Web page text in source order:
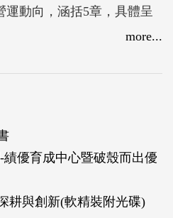
運動向，涵括5章，具體呈
的表現，包括總體經濟環境
，以及因應經濟環境變化之
新創趨勢、掌握數位轉型
位程度調查」兩章，觀察不
瞭解我國中小企業數位發展
應策略之參考，提升中小企
。第三篇以5章分述不同領
more...
績優育成中心暨破殼而出優
耕與創新(軟精裝附光碟)